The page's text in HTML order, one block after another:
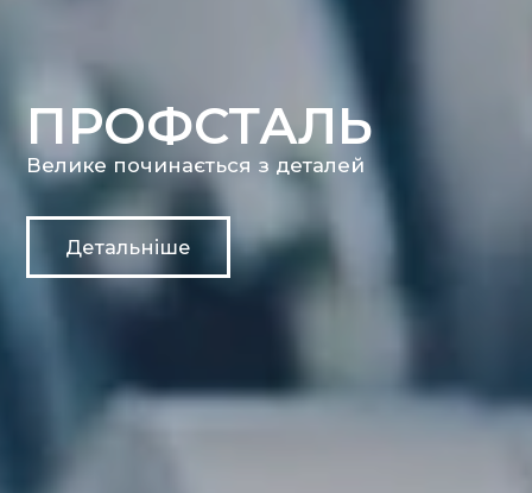
ПРОФСТАЛЬ
Велике починається з деталей
Детальніше